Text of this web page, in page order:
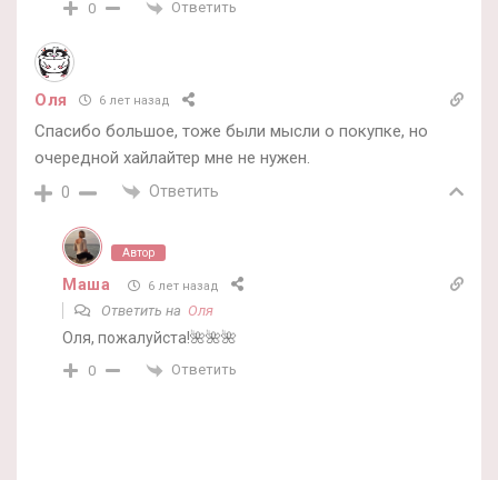
0 Ответить
Оля 6 лет назад
Спасибо большое, тоже были мысли о покупке, но
очередной хайлайтер мне не нужен.
0 Ответить
Автор
Маша 6 лет назад
Ответить на Оля
Оля, пожалуйста!🌺🌺🌺
0 Ответить